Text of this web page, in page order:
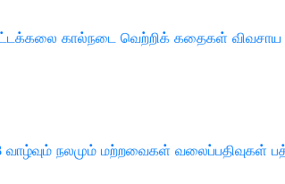
கால்நடை வெற்றிக் கதைகள்
வாழ்வும் நலமும் மற்றவைகள் வலைப்பதிவுகள்